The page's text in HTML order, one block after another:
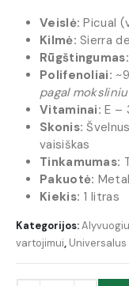
Veislė: Picual
Kilmė: Sierra
Rūgštingumas:
Polifenoliai:
pagal
Vitaminai: E –
Skonis:
vaisiškas
Tinkamumas:
Pakuotė:
Kiekis: 1 litras
Kategorijos:
vartojimui, Universalus